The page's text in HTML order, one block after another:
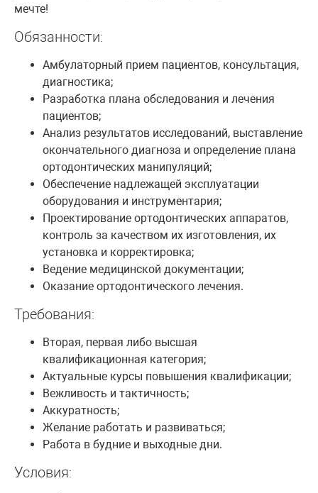
мечте!
Обязанности:
Амбулаторный прием пациентов, консультация,
диагностика;
Разработка плана обследования и лечения
пациентов;
Анализ результатов исследований, выставление
окончательного диагноза и определение плана
ортодонтических манипуляций;
Обеспечение надлежащей эксплуатации
оборудования и инструментария;
Проектирование ортодонтических аппаратов,
контроль за качеством их изготовления, их
установка и корректировка;
Ведение медицинской документации;
Оказание ортодонтического лечения.
Требования:
Вторая, первая либо высшая
квалификационная категория;
Актуальные курсы повышения квалификации;
Вежливость и тактичность;
Аккуратность;
Желание работать и развиваться;
Работа в будние и выходные дни.
Условия: